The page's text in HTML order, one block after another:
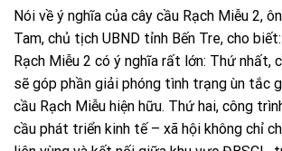
Nói về ý nghĩa của cây cầu Rạch Miễu 2,
Tam, chủ tịch UBND tỉnh Bến Tre, cho
Rạch Miễu 2 có ý nghĩa rất lớn: Thứ nhất,
sẽ góp phần giải phóng tình trạng ùn tắc
cầu Rạch Miễu hiện hữu. Thứ hai, công
cầu phát triển kinh tế – xã hội không chỉ